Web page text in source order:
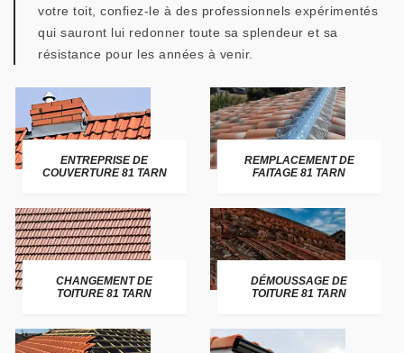
votre toit, confiez-le à des professionnels expérimentés
qui sauront lui redonner toute sa splendeur et sa
résistance pour les années à venir.
ENTREPRISE DE
COUVERTURE 81 TARN
REMPLACEMENT DE
FAITAGE 81 TARN
CHANGEMENT DE
TOITURE 81 TARN
DÉMOUSSAGE DE
TOITURE 81 TARN